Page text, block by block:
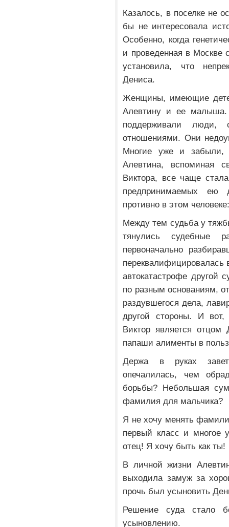
Казалось, в поселке не
бы не интересовала
Особенно, когда
и проведенная в Москве
установила, что
Дениса.
Женщины, имеющие
Алевтину и ее
поддерживали люди,
отношениями. Они
Многие уже и
Алевтина, вспоминая
Виктора, все чаще
предпринимаемых
противно в этом
Между тем судьба у
тянулись судебные
первоначально
переквалифицировалась
автокатастрофе другой
по разным основаниям,
раздувшегося дела,
другой стороны. И
Виктор является отцом
папаши алименты в
Держа в руках
опечалилась, чем
борьбы? Небольшая
фамилия для мальчика?
Я не хочу менять
первый класс и многое
отец! Я хочу быть как ты!
В личной жизни
выходила замуж за
прочь был усыновить
Решение суда стало
усыновлению.